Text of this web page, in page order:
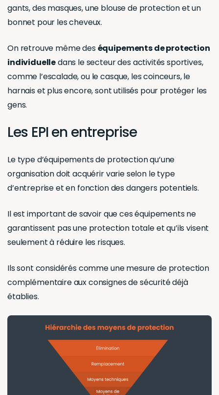
gants, des masques, une blouse de protection et un
bonnet pour les cheveux.
On retrouve même deséquipements de protection
individuelledans le secteur des activités sportives,
comme l’escalade, ou le casque, les coinceurs, le
harnais et plus encore, sont utilisés pour protéger les
gens.
Les EPI en entreprise
Le type d’équipements de protection qu’une
organisation doit acquérir varie selon le type
d’entreprise et en fonction des dangers potentiels.
Il est important de savoir que ces équipements ne
garantissent pas une protection totale et qu’ils visent
seulement à réduire les risques.
Ils sont considérés comme une mesure de protection
complémentaire aux consignes de sécurité déjà
établies.